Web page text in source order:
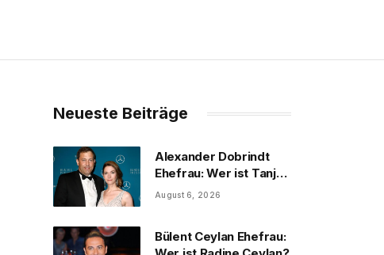
Neueste Beiträge
Alexander Dobrindt
Ehefrau: Wer ist Tanja
Käser?
August 6, 2026
Bülent Ceylan Ehefrau: